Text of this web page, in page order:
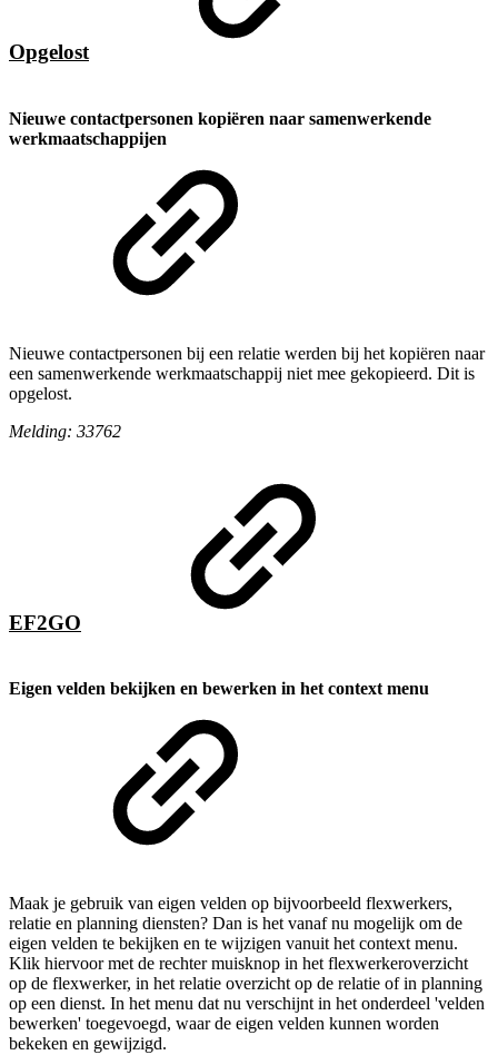
Opgelost
Nieuwe contactpersonen kopiëren naar samenwerkende
werkmaatschappijen
Nieuwe contactpersonen bij een relatie werden bij het kopiëren naar
een samenwerkende werkmaatschappij niet mee gekopieerd. Dit is
opgelost.
Melding: 33762
EF2GO
Eigen velden bekijken en bewerken in het context menu
Maak je gebruik van eigen velden op bijvoorbeeld flexwerkers,
relatie en planning diensten? Dan is het vanaf nu mogelijk om de
eigen velden te bekijken en te wijzigen vanuit het context menu.
Klik hiervoor met de rechter muisknop in het flexwerkeroverzicht
op de flexwerker, in het relatie overzicht op de relatie of in planning
op een dienst. In het menu dat nu verschijnt in het onderdeel 'velden
bewerken' toegevoegd, waar de eigen velden kunnen worden
bekeken en gewijzigd.